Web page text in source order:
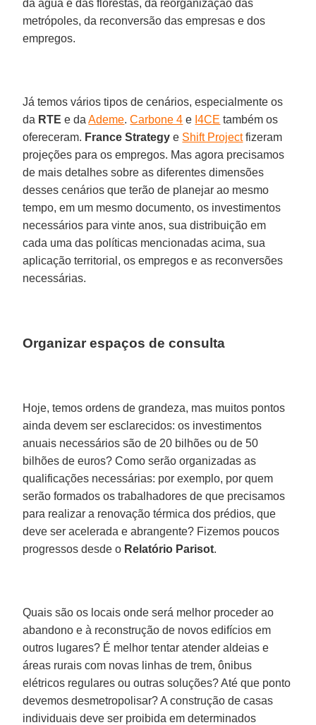
da água e das florestas, da reorganização das
metrópoles, da reconversão das empresas e dos
empregos.
Já temos vários tipos de cenários, especialmente os
da RTE e daAdeme.Carbone 4 e I4CE também os
ofereceram. France Strategy e Shift Projectfizeram
projeções para os empregos. Mas agora precisamos
de mais detalhes sobre as diferentes dimensões
desses cenários que terão de planejar ao mesmo
tempo, em um mesmo documento, os investimentos
necessários para vinte anos, sua distribuição em
cada uma das políticas mencionadas acima, sua
aplicação territorial, os empregos e as reconversões
necessárias.
Organizar espaços de consulta
Hoje, temos ordens de grandeza, mas muitos pontos
ainda devem ser esclarecidos: os investimentos
anuais necessários são de 20 bilhões ou de 50
bilhões de euros? Como serão organizadas as
qualificações necessárias: por exemplo, por quem
serão formados os trabalhadores de que precisamos
para realizar a renovação térmica dos prédios, que
deve ser acelerada e abrangente? Fizemos poucos
progressos desde o Relatório Parisot.
Quais são os locais onde será melhor proceder ao
abandono e à reconstrução de novos edifícios em
outros lugares? É melhor tentar atender aldeias e
áreas rurais com novas linhas de trem, ônibus
elétricos regulares ou outras soluções? Até que ponto
devemos desmetropolisar? A construção de casas
individuais deve ser proibida em determinados